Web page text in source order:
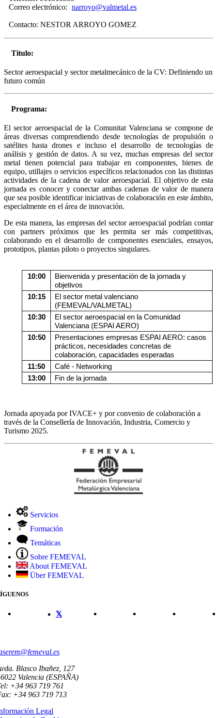
Correo electrónico: narroyo@valmetal.es
Contacto: NESTOR ARROYO GOMEZ
Titulo:
Sector aeroespacial y sector metalmecánico de la CV: Definiendo un
futuro común
Programa:
El sector aeroespacial de la Comunitat Valenciana se compone de
áreas diversas comprendiendo desde tecnologías de propulsión o
satélites hasta drones e incluso el desarrollo de tecnologías de
análisis y gestión de datos. A su vez, muchas empresas del sector
metal tienen potencial para trabajar en componentes, bienes de
equipo, utillajes o servicios específicos relacionados con las distintas
actividades de la cadena de valor aeroespacial. El objetivo de esta
jornada es conocer y conectar ambas cadenas de valor de manera
que sea posible identificar iniciativas de colaboración en este ámbito,
especialmente en el área de innovación.
De esta manera, las empresas del sector aeroespacial podrían contar
con partners próximos que les permita ser más competitivas,
colaborando en el desarrollo de componentes esenciales, ensayos,
prototipos, plantas piloto o proyectos singulares.
10:00
Bienvenida y presentación de la jornada y
objetivos
10:15
El sector metal valenciano
(FEMEVAL/VALMETAL)
10:30
El sector aeroespacial en la Comunidad
Valenciana (ESPAI AERO)
10:50
Presentaciones empresas ESPAI AERO: casos
prácticos, necesidades concretas de
colaboración, capacidades esperadas
11:50
Café - Networking
13:00
Fin de la jornada
Jornada apoyada por IVACE+ y por convenio de colaboración a
través de la Consellería de Innovación, Industria, Comercio y
Turismo 2025.
Servicios
Formación
Temáticas
Sobre FEMEVAL
About FEMEVAL
Über FEMEVAL
Blasco Ibañez, 127
Valencia (ESPAÑA)
+34 963 719 761
+34 963 719 713
Legal